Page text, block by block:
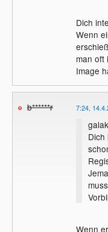
Dich
Wenn
man oft
Image
b******r 7:24,
Dich
Wenn